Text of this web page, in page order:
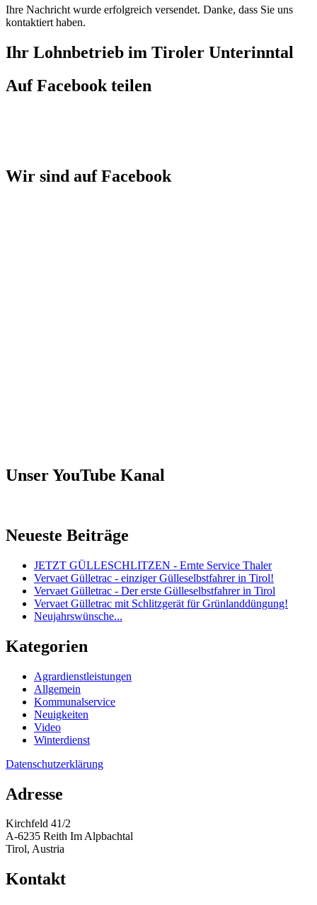
Ihre Nachricht wurde erfolgreich versendet. Danke, dass Sie uns
kontaktiert haben.
Ihr Lohnbetrieb im Tiroler Unterinntal
Auf Facebook teilen
Wir sind auf Facebook
Unser YouTube Kanal
Neueste Beiträge
JETZT GÜLLESCHLITZEN - Ernte Service Thaler
Vervaet Gülletrac - einziger Gülleselbstfahrer in Tirol!
Vervaet Gülletrac - Der erste Gülleselbstfahrer in Tirol
Vervaet Gülletrac mit Schlitzgerät für Grünlanddüngung!
Neujahrswünsche...
Kategorien
Agrardienstleistungen
Allgemein
Kommunalservice
Neuigkeiten
Video
Winterdienst
Datenschutzerklärung
Adresse
Kirchfeld 41/2
A-6235 Reith Im Alpbachtal
Tirol, Austria
Kontakt